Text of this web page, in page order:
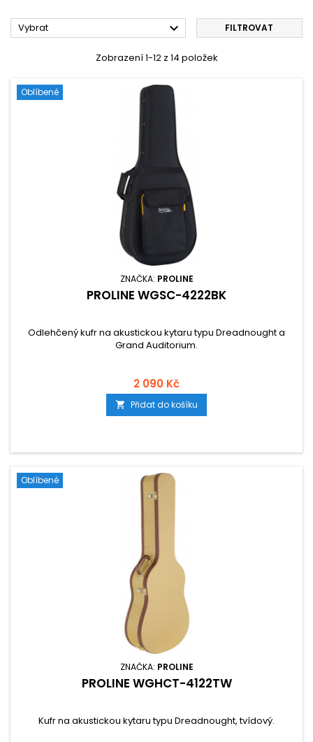
Vybrat  FILTROVAT
Zobrazení 1-12 z 14 položek
Oblíbené
ZNAČKA: PROLINE
PROLINE WGSC-4222BK
Odlehčený kufr na akustickou kytaru typu Dreadnought a
Grand Auditorium.
2 090 Kč
 Přidat do košíku
Oblíbené
ZNAČKA: PROLINE
PROLINE WGHCT-4122TW
Kufr na akustickou kytaru typu Dreadnought, tvídový.